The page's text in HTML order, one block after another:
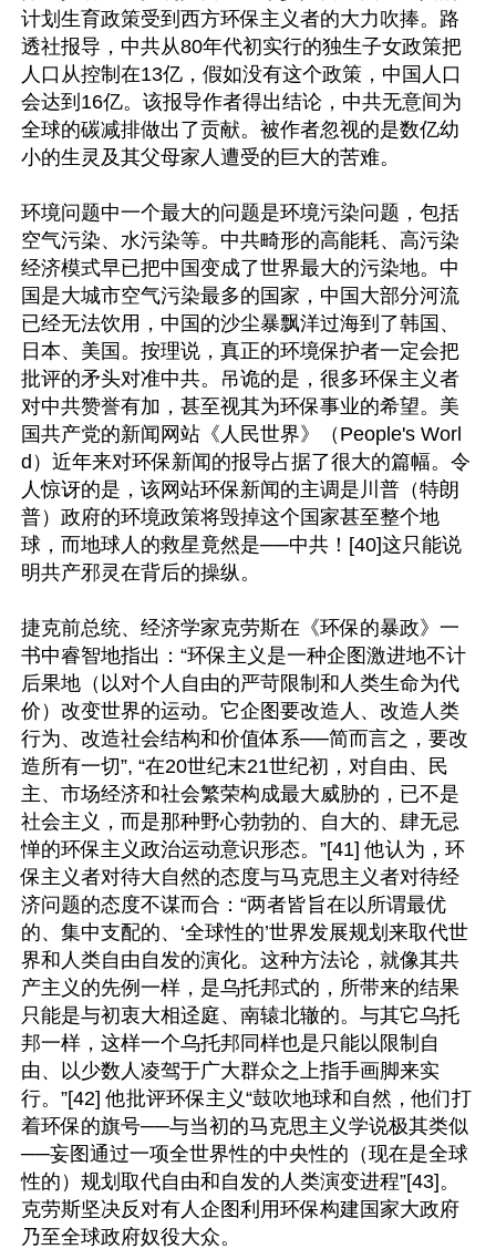
计划生育政策受到西方环保主义者的大力吹捧。路
透社报导，中共从80年代初实行的独生子女政策把
人口从控制在13亿，假如没有这个政策，中国人口
会达到16亿。该报导作者得出结论，中共无意间为
全球的碳减排做出了贡献。被作者忽视的是数亿幼
小的生灵及其父母家人遭受的巨大的苦难。
环境问题中一个最大的问题是环境污染问题，包括
空气污染、水污染等。中共畸形的高能耗、高污染
经济模式早已把中国变成了世界最大的污染地。中
国是大城市空气污染最多的国家，中国大部分河流
已经无法饮用，中国的沙尘暴飘洋过海到了韩国、
日本、美国。按理说，真正的环境保护者一定会把
批评的矛头对准中共。吊诡的是，很多环保主义者
对中共赞誉有加，甚至视其为环保事业的希望。美
国共产党的新闻网站《人民世界》（People's Worl
d）近年来对环保新闻的报导占据了很大的篇幅。令
人惊讶的是，该网站环保新闻的主调是川普（特朗
普）政府的环境政策将毁掉这个国家甚至整个地
球，而地球人的救星竟然是──中共！[40]这只能说
明共产邪灵在背后的操纵。
捷克前总统、经济学家克劳斯在《环保的暴政》一
书中睿智地指出：“环保主义是一种企图激进地不计
后果地（以对个人自由的严苛限制和人类生命为代
价）改变世界的运动。它企图要改造人、改造人类
行为、改造社会结构和价值体系──简而言之，要改
造所有一切”, “在20世纪末21世纪初，对自由、民
主、市场经济和社会繁荣构成最大威胁的，已不是
社会主义，而是那种野心勃勃的、自大的、肆无忌
惮的环保主义政治运动意识形态。”[41] 他认为，环
保主义者对待大自然的态度与马克思主义者对待经
济问题的态度不谋而合：“两者皆旨在以所谓最优
的、集中支配的、‘全球性的’世界发展规划来取代世
界和人类自由自发的演化。这种方法论，就像其共
产主义的先例一样，是乌托邦式的，所带来的结果
只能是与初衷大相迳庭、南辕北辙的。与其它乌托
邦一样，这样一个乌托邦同样也是只能以限制自
由、以少数人凌驾于广大群众之上指手画脚来实
行。”[42] 他批评环保主义“鼓吹地球和自然，他们打
着环保的旗号──与当初的马克思主义学说极其类似
──妄图通过一项全世界性的中央性的（现在是全球
性的）规划取代自由和自发的人类演变进程”[43]。
克劳斯坚决反对有人企图利用环保构建国家大政府
乃至全球政府奴役大众。